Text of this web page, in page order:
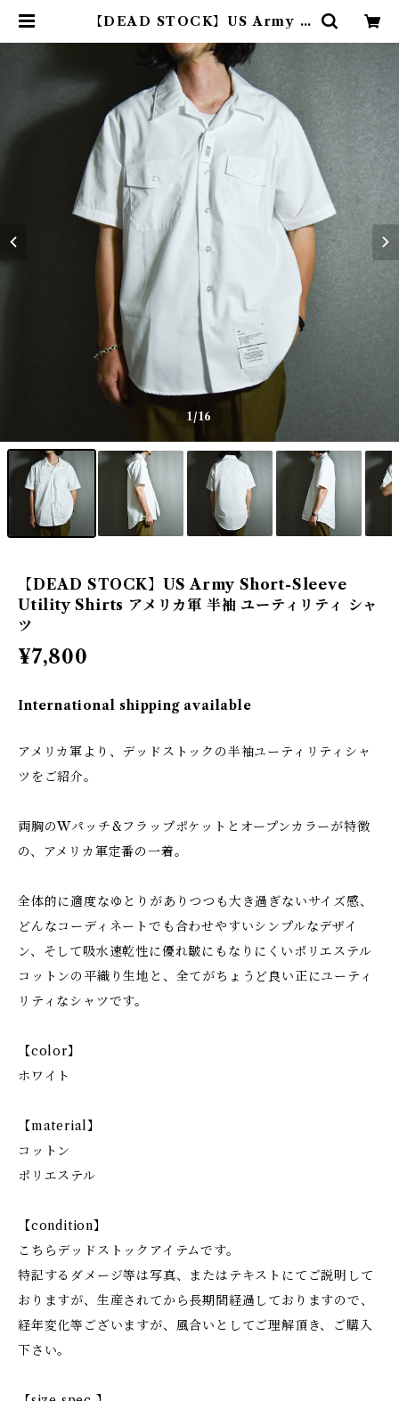
【DEAD STOCK】US Army S
メリカ軍 半袖 ユーティリティ シャ
ツ | mark & collars (マークアン
ドカラーズ)
1/16
【DEAD STOCK】US Army Short-Sleeve
Utility Shirts アメリカ軍 半袖 ユーティリティ シャ
ツ
¥7,800
International shipping available
アメリカ軍より、デッドストックの半袖ユーティリティシャ
ツをご紹介。
両胸のWパッチ&フラップポケットとオープンカラーが特徴
の、アメリカ軍定番の一着。
全体的に適度なゆとりがありつつも大き過ぎないサイズ感、
どんなコーディネートでも合わせやすいシンプルなデザイ
ン、そして吸水速乾性に優れ皺にもなりにくいポリエステル
コットンの平織り生地と、全てがちょうど良い正にユーティ
リティなシャツです。
【color】
ホワイト
【material】
コットン
ポリエステル
【condition】
こちらデッドストックアイテムです。
特記するダメージ等は写真、またはテキストにてご説明して
おりますが、生産されてから長期間経過しておりますので、
経年変化等ございますが、風合いとしてご理解頂き、ご購入
下さい。